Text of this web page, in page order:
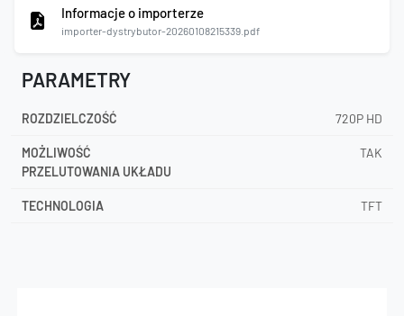
Informacje o importerze
importer-dystrybutor-20260108215339.pdf
PARAMETRY
ROZDZIELCZOŚĆ 720P HD
MOŻLIWOŚĆ
PRZELUTOWANIA UKŁADU
TAK
TECHNOLOGIA TFT